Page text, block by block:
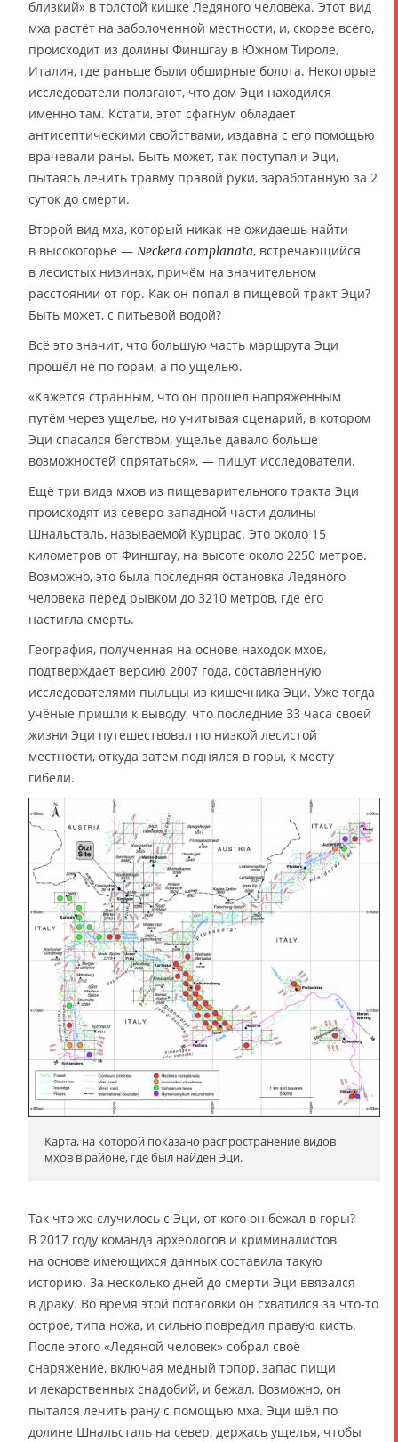
близкий» в толстой кишке Ледяного человека. Этот вид
мха растёт на заболоченной местности, и, скорее всего,
происходит из долины Финшгау в Южном Тироле,
Италия, где раньше были обширные болота. Некоторые
исследователи полагают, что дом Эци находился
именно там. Кстати, этот сфагнум обладает
антисептическими свойствами, издавна с его помощью
врачевали раны. Быть может, так поступал и Эци,
пытаясь лечить травму правой руки, заработанную за 2
суток до смерти.
Второй вид мха, который никак не ожидаешь найти
в высокогорье — Neckera complanata, встречающийся
в лесистых низинах, причём на значительном
расстоянии от гор. Как он попал в пищевой тракт Эци?
Быть может, с питьевой водой?
Всё это значит, что большую часть маршрута Эци
прошёл не по горам, а по ущелью.
«Кажется странным, что он прошёл напряжённым
путём через ущелье, но учитывая сценарий, в котором
Эци спасался бегством, ущелье давало больше
возможностей спрятаться», — пишут исследователи.
Ещё три вида мхов из пищеварительного тракта Эци
происходят из северо-западной части долины
Шнальсталь, называемой Курцрас. Это около 15
километров от Финшгау, на высоте около 2250 метров.
Возможно, это была последняя остановка Ледяного
человека перед рывком до 3210 метров, где его
настигла смерть.
География, полученная на основе находок мхов,
подтверждает версию 2007 года, составленную
исследователями пыльцы из кишечника Эци. Уже тогда
учёные пришли к выводу, что последние 33 часа своей
жизни Эци путешествовал по низкой лесистой
местности, откуда затем поднялся в горы, к месту
гибели.
Карта, на которой показано распространение видов
мхов в районе, где был найден Эци.
Так что же случилось с Эци, от кого он бежал в горы?
В 2017 году команда археологов и криминалистов
на основе имеющихся данных составила такую
историю. За несколько дней до смерти Эци ввязался
в драку. Во время этой потасовки он схватился за что-то
острое, типа ножа, и сильно повредил правую кисть.
После этого «Ледяной человек» собрал своё
снаряжение, включая медный топор, запас пищи
и лекарственных снадобий, и бежал. Возможно, он
пытался лечить рану с помощью мха. Эци шёл по
долине Шнальсталь на север, держась ущелья, чтобы